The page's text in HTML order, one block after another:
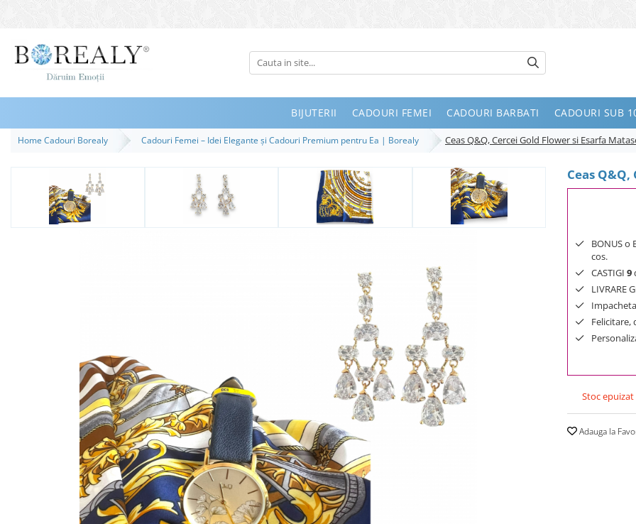
Bijuterii
Inele
Bratari
Cele mai vandute
Cele mai votate
0 Lei - 100 Lei
100 Lei - 200 Lei
BIJUTERII CADOURI FEMEI CADOURI BARBATI CADOURI SUB
Home Cadouri Borealy Cadouri Femei – Idei Elegante și Cadouri Premium pentru Ea | Borealy Ceas Q&Q, Cercei Gold Flower si Esarfa
Ceas
BONUS o
cos.
CASTIGI 9
LIVRARE
Felicitare,
Stoc epuizat
Adauga la